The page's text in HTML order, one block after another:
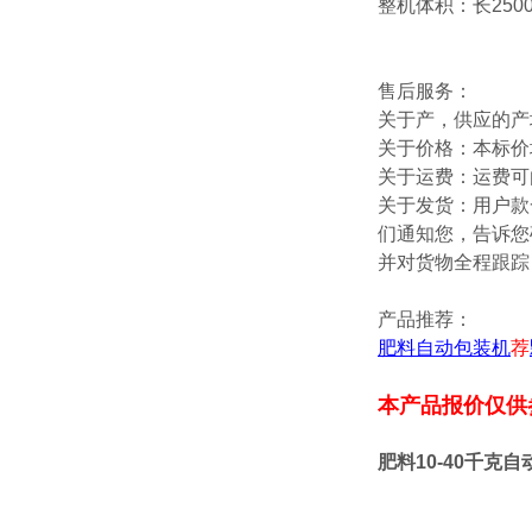
整机体积：长
售后服务：
关于产，供应的
关于价格：本标
关于运费：运费
关于发货：用户
们通知您，告诉
并对货物全程跟
产品推荐：
肥料自动包装机荐
本产品报价仅
肥料10-40千克自